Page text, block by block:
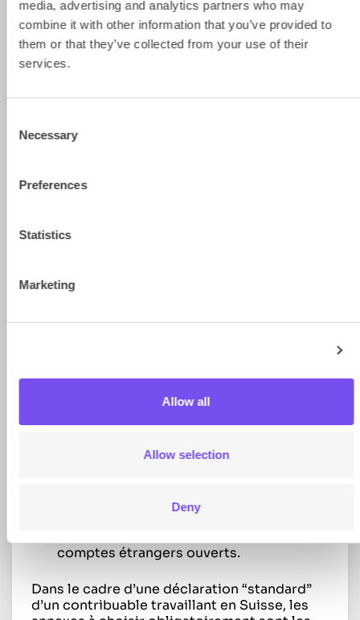
media, advertising and analytics partners who may
combine it with other information that you’ve provided to
them or that they’ve collected from your use of their
services.
Selection
Necessary
Preferences
Statistics
Marketing
Allow all
Allow selection
Deny
déclarations annexes qu’il faudra cocher
Dans l’exemple donné ci-dessous,
2019” (flèche rouge) fera apparaître
déclarer d’éventuels revenus locatifs
bleue) fera apparaître l’annexe 2047
permettant la déclaration des revenus
du salaire suisse
compte ouvert hors de France” (flèche
verte) fera apparaître l’annexe 3916
comptes étrangers ouverts.
Dans le cadre d’une déclaration “standard”
d’un contribuable travaillant en Suisse, les